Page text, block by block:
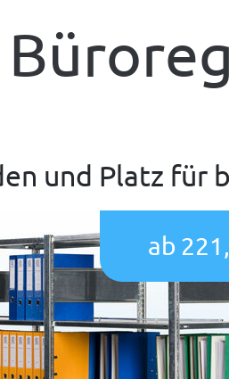
und Platz für
ab